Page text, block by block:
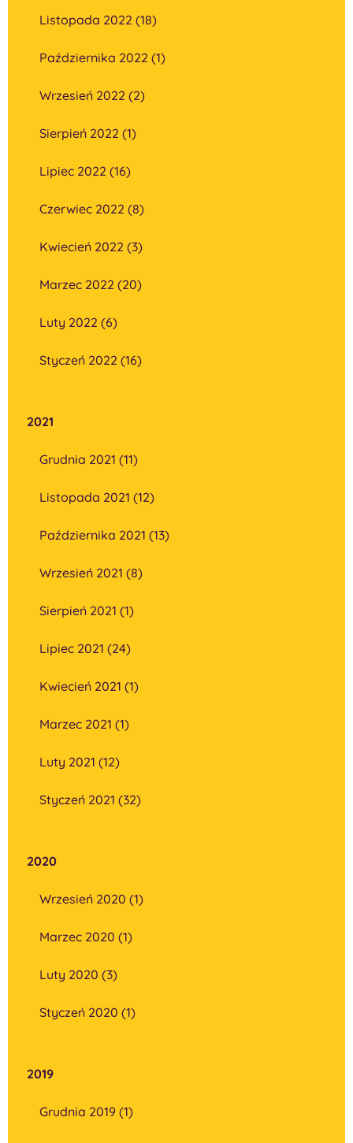
Listopada 2022 (18)
Października 2022 (1)
Wrzesień 2022 (2)
Sierpień 2022 (1)
Lipiec 2022 (16)
Czerwiec 2022 (8)
Kwiecień 2022 (3)
Marzec 2022 (20)
Luty 2022 (6)
Styczeń 2022 (16)
2021
Grudnia 2021 (11)
Listopada 2021 (12)
Października 2021 (13)
Wrzesień 2021 (8)
Sierpień 2021 (1)
Lipiec 2021 (24)
Kwiecień 2021 (1)
Marzec 2021 (1)
Luty 2021 (12)
Styczeń 2021 (32)
2020
Wrzesień 2020 (1)
Marzec 2020 (1)
Luty 2020 (3)
Styczeń 2020 (1)
2019
Grudnia 2019 (1)